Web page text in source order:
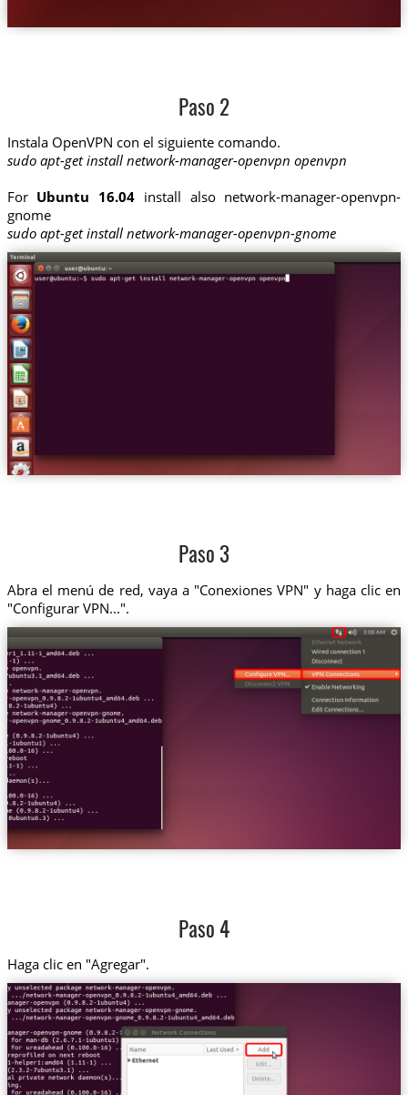
Paso 2
Instala OpenVPN con el siguiente comando.
sudo apt-get install network-manager-openvpn openvpn
For Ubuntu 16.04 install also network-manager-openvpn-
gnome
sudo apt-get install network-manager-openvpn-gnome
Paso 3
Abra el menú de red, vaya a "Conexiones VPN" y haga clic en
"Configurar VPN...".
Paso 4
Haga clic en "Agregar".